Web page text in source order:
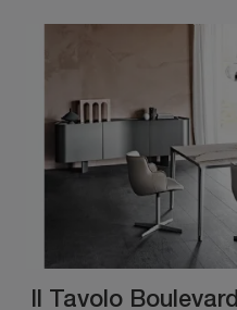
Il Tavolo